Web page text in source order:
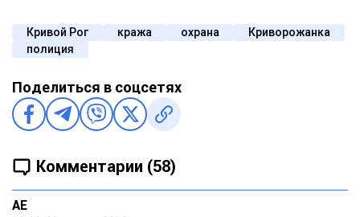
Кривой Рог кража охрана
Криворожанка
полиция
Поделиться в соцсетях
Комментарии (58)
АЕ